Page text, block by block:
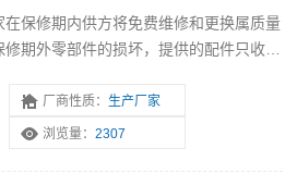
保修期内供方将免费维修和更换属质量
期外零部件的损坏，提供的配件只收成
厂商性质： 生产厂家
浏览量： 2307